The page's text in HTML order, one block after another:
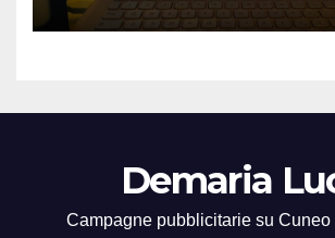
Demaria
Campagne pubblicitarie su Cuneo